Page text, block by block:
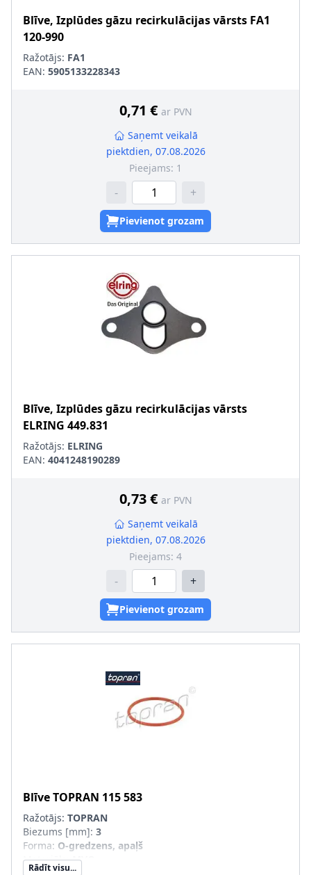
Blīve, Izplūdes gāzu recirkulācijas vārsts FA1
120-990
Ražotājs: FA1
EAN: 5905133228343
0,71 € ar PVN
Saņemt veikalā
piektdien, 07.08.2026
Pieejams: 1
- +
Pievienot grozam
Blīve, Izplūdes gāzu recirkulācijas vārsts
ELRING 449.831
Ražotājs: ELRING
EAN: 4041248190289
0,73 € ar PVN
Saņemt veikalā
piektdien, 07.08.2026
Pieejams: 4
- +
Pievienot grozam
BlīveTOPRAN 115 583
Ražotājs: TOPRAN
Biezums [mm]: 3
Forma: O-gredzens, apaļš
Materiāls:MVQ
Rādīt visu...